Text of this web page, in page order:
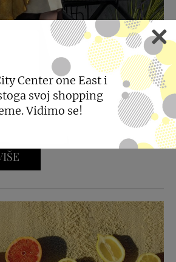
VELIKO
SNIŽENJE
Center one East i
svoj shopping
Vidimo se!